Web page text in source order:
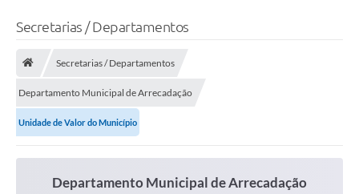
Secretarias / Departamentos
Secretarias / Departamentos
Departamento Municipal de Arrecadação
Unidade de Valor do Município
Departamento Municipal de Arrecadação